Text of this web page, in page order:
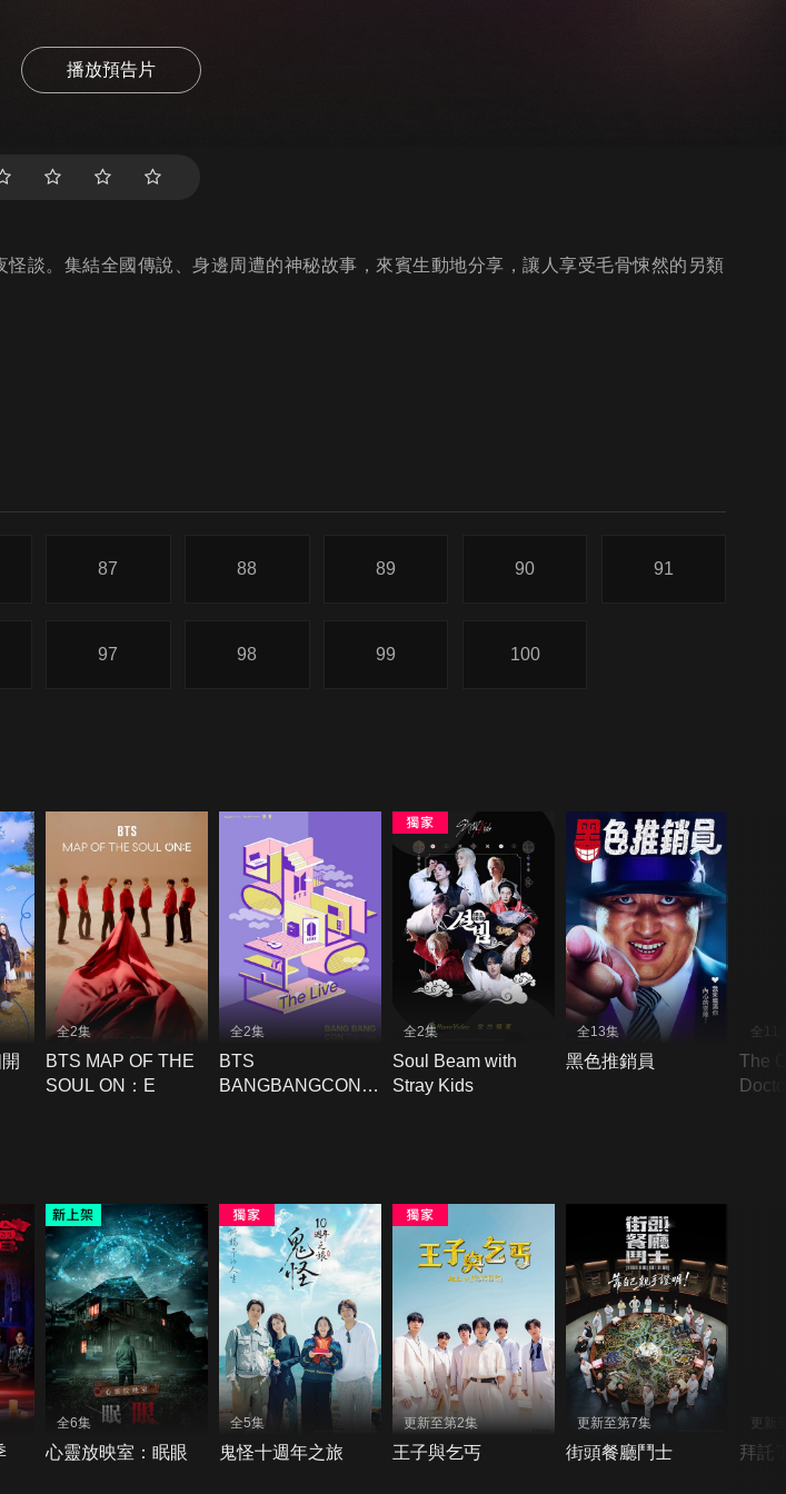
播放預告片
怪談。集結全國傳說、身邊周遭的神秘故事，來賓生動地分享，讓人享受毛骨悚然的另類
87 88 89 90 91
97 98 99 100
全2集
BTS MAP OF THE
SOUL ON：E
全2集
BTS
BANGBANGCON
全2集
Soul Beam with
Stray Kids
全13集
黑色推銷員
全11
The
全6集
心靈放映室：眠眼
全5集
鬼怪十週年之旅
更新至第2集
王子與乞丐
更新至第7集
街頭餐廳鬥士
更新
拜託